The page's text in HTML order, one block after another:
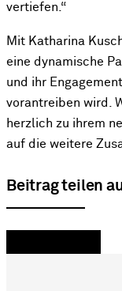
vertiefen.“
Mit Katharina
eine dynamische
und ihr
vorantreiben wird.
herzlich zu ihrem
auf die weitere
Beitrag teilen